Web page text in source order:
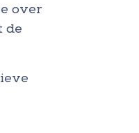
over
de